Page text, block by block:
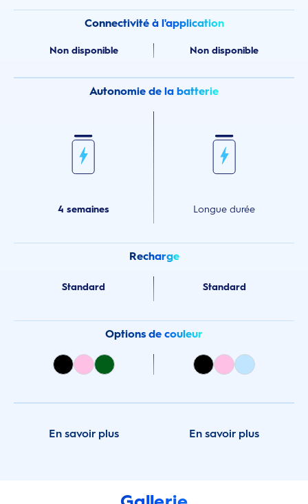
Connectivité à l'application
Non disponible Non disponible
Autonomie de la batterie
4 semaines Longue durée
Recharge
Standard Standard
Options de couleur
En savoir plus En savoir plus